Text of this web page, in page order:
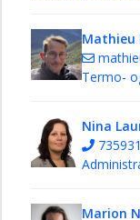
Mathieu
Termo-
Nina
Marion